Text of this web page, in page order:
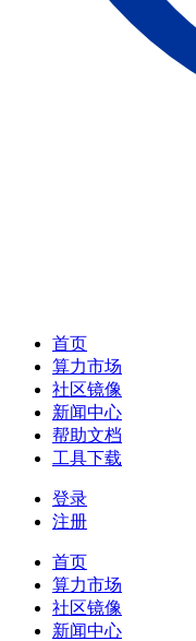
首页
算力市场
社区镜像
新闻中心
帮助文档
工具下载
登录
注册
首页
算力市场
社区镜像
新闻中心